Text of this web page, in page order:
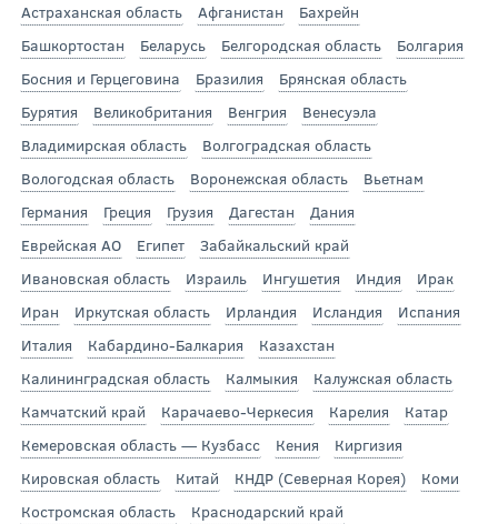
Астраханская область
Афганистан
Бахрейн
Башкортостан
Беларусь Белгородская область
Болгария
Босния и Герцеговина
Бразилия
Брянская область
Бурятия
Великобритания Венгрия
Венесуэла
Владимирская область
Волгоградская область
Вологодская область
Воронежская область
Вьетнам
Германия
Греция Грузия Дагестан
Дания
Еврейская АО
Египет
Забайкальский край
Ивановская область
Израиль Ингушетия Индия
Ирак
Иран
Иркутская область Ирландия Исландия
Испания
Италия
Кабардино-Балкария
Казахстан
Калининградская область
Калмыкия
Калужская область
Камчатский край
Карачаево-Черкесия Карелия
Катар
Кемеровская область — Кузбасс
Кения
Киргизия
Кировская область
Китай КНДР (Северная Корея)
Коми
Костромская область
Краснодарский край